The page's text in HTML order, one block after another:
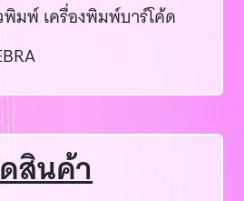
มพ์ เครื่องพิมพ์บาร์โค้ด
สินค้า